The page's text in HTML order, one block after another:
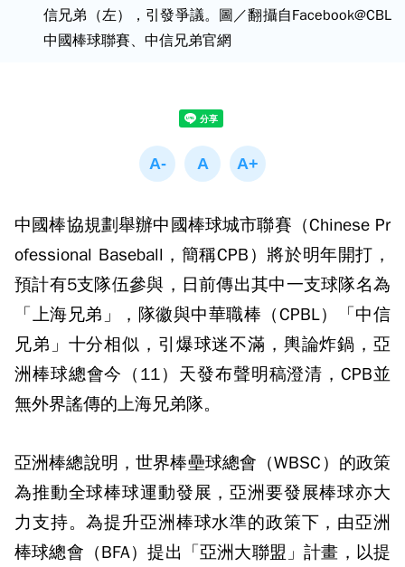
信兄弟（左），引發爭議。圖／翻攝自Facebook@CBL
中國棒球聯賽、中信兄弟官網
中國棒協規劃舉辦中國棒球城市聯賽（Chinese Pr
ofessional Baseball，簡稱CPB）將於明年開打，
預計有5支隊伍參與，日前傳出其中一支球隊名為
「上海兄弟」，隊徽與中華職棒（CPBL）「中信
兄弟」十分相似，引爆球迷不滿，輿論炸鍋，亞
洲棒球總會今（11）天發布聲明稿澄清，CPB並
無外界謠傳的上海兄弟隊。
亞洲棒總說明，世界棒壘球總會（WBSC）的政策
為推動全球棒球運動發展，亞洲要發展棒球亦大
力支持。為提升亞洲棒球水準的政策下，由亞洲
棒球總會（BFA）提出「亞洲大聯盟」計畫，以提